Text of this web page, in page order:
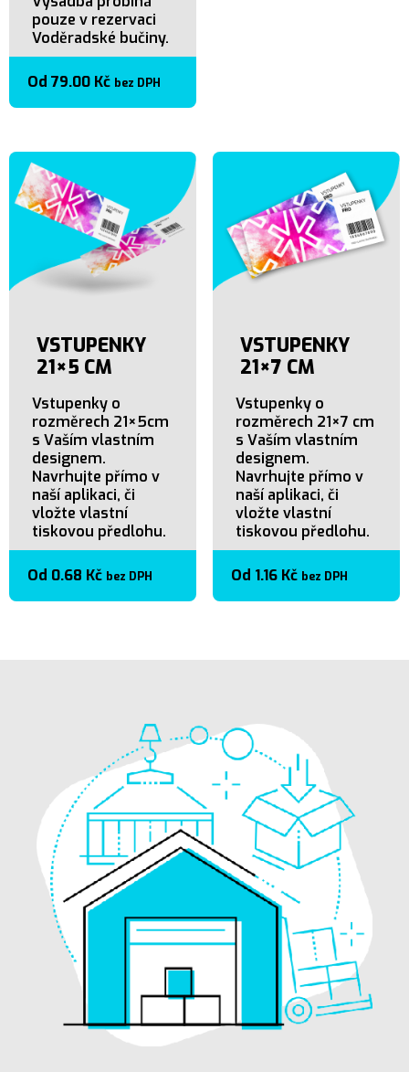
pouze v rezervaci
Voděradské bučiny.
Od 79.00 Kč bez DPH
VSTUPENKY
21×5 CM
Vstupenky o
rozměrech 21×5cm
s Vaším vlastním
designem.
Navrhujte přímo v
naší aplikaci, či
vložte vlastní
tiskovou předlohu.
Od 0.68 Kč bez DPH
VSTUPENKY
21×7 CM
Vstupenky o
rozměrech 21×7 cm
s Vaším vlastním
designem.
Navrhujte přímo v
naší aplikaci, či
vložte vlastní
tiskovou předlohu.
Od 1.16 Kč bez DPH